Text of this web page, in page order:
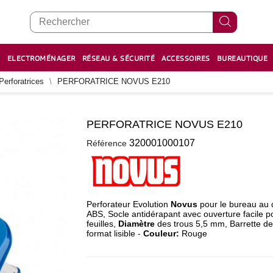
ELECTROMÉNAGER RÉSEAU & SÉCURITÉ ACCESSOIRES BUREAUTIQUE
Perforatrices PERFORATRICE NOVUS E210
PERFORATRICE NOVUS E210
Référence 320001000107
Perforateur Evolution Novuspour le bureau au
ABS, Socle antidérapant avec ouverture facile
feuilles, Diamètredes trous 5,5 mm, Barrette
format lisible - Couleur: Rouge